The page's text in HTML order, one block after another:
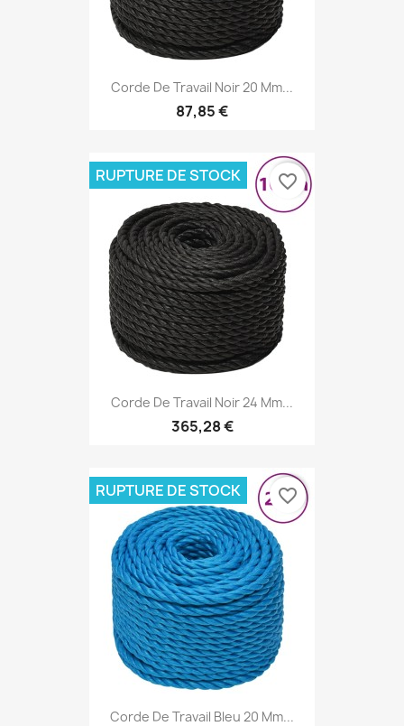
Corde De Travail Noir 20 Mm...
87,85 €
Corde De Travail Noir 24 Mm...
365,28 €
RUPTURE DE STOCK favorite_border
Corde De Travail Bleu 20 Mm...
RUPTURE DE STOCK favorite_border